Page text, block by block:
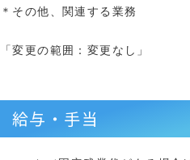
＊その他、関連する業務
「変更の範囲：変更なし」
給与・手当